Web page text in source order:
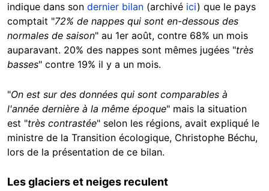
indique dans son dernier bilan (archivé ici) que le pays
comptait "72% de nappes qui sont en-dessous des
normales de saison" au 1er août, contre 68% un mois
auparavant. 20% des nappes sont mêmes jugées "très
basses" contre 19% il y a un mois.
"On est sur des données qui sont comparables à
l'année dernière à la même époque" mais la situation
est "très contrastée" selon les régions, avait expliqué le
ministre de la Transition écologique, Christophe Béchu,
lors de la présentation de ce bilan.
Les glaciers et neiges reculent